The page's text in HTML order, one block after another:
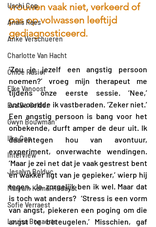
Uschi Cop
Anaïs Raes
Anke Verschueren
Charlotte Van Hacht
Chloë Rasier
Elke Vanoost
Eva De Gelder
Gwyn Bouwman
Ilke Cop
Interview
Jesalyn Bolduc
Maryam Kamal Hedayat
Sofie Verraest
Louisa Bogaerts
vrouwen vaak niet, verkeerd of
pas op volwassen leeftijd
gediagnosticeerd.
‘Zou je jezelf een angstig persoon
noemen?’ vroeg mijn therapeut me
tijdens onze eerste sessie. ‘Nee,’
antwoordde ik vastberaden. ‘Zeker niet.’
Een angstig persoon is bang voor het
onbekende, durft amper de deur uit. Ik
daarentegen hou van avontuur,
experiment, onverwachte wendingen.
‘Maar je zei net dat je vaak gestrest bent
en wakker ligt van je gepieker,’ wierp hij
tegen. Ja, zorgelijk ben ik wel. Maar dat
is toch wat anders?  ‘Stress is een vorm
van angst, piekeren een poging om die
angst te beteugelen.’ Misschien, gaf